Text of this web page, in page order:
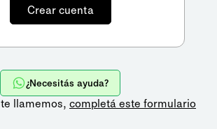
¿Necesitás ayuda?
llamemos, completá este formulario